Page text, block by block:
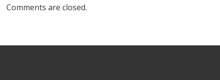
Comments are closed.